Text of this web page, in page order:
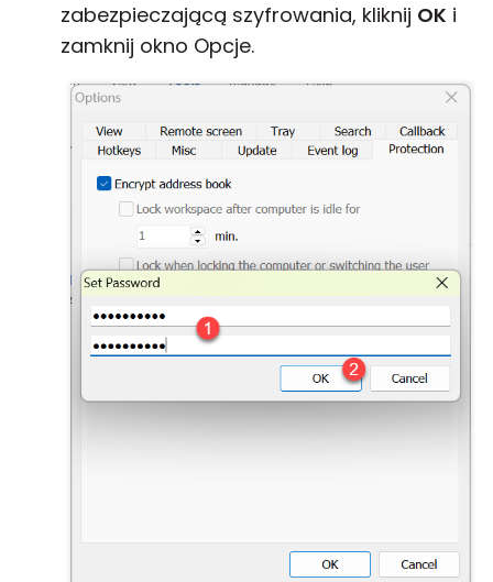
zabezpieczającą szyfrowania, kliknij OK i
zamknij okno Opcje.